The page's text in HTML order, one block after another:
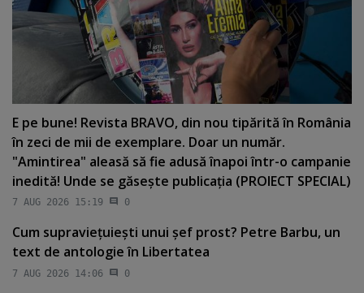
E pe bune! Revista BRAVO, din nou tipărită în România
în zeci de mii de exemplare. Doar un număr.
"Amintirea" aleasă să fie adusă înapoi într-o campanie
inedită! Unde se găseşte publicaţia (PROIECT SPECIAL)
7 AUG 2026 15:19 0
Cum supravieţuieşti unui şef prost? Petre Barbu, un
text de antologie în Libertatea
7 AUG 2026 14:06 0